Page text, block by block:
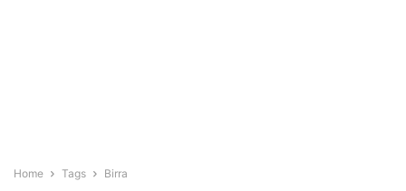
Home Tags Birra